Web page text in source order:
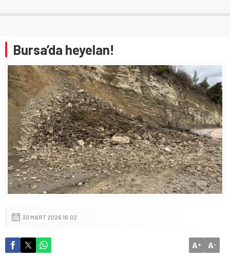
Bursa’da heyelan!
30 MART 2026 16:02
A+ A-